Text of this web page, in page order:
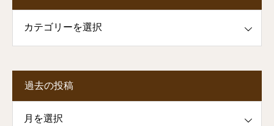
過去の投稿